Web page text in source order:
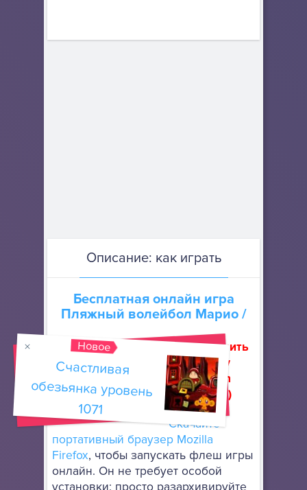
Описание: как играть
Бесплатная онлайн игра
Пляжный волейбол Марио/
Как запустить
флеш игру
(How to run
flash game)
Скачайте
портативный браузер Mozilla
Firefox, чтобы запускать флеш игры
онлайн. Он не требует особой
Новое
Счастливая
обезьянка уровень
1071